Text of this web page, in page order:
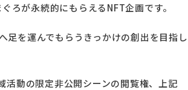
ろが永続的にもらえるNFT企画です。
足を運んでもらうきっかけの創出を目指し
活動の限定非公開シーンの閲覧権、上記